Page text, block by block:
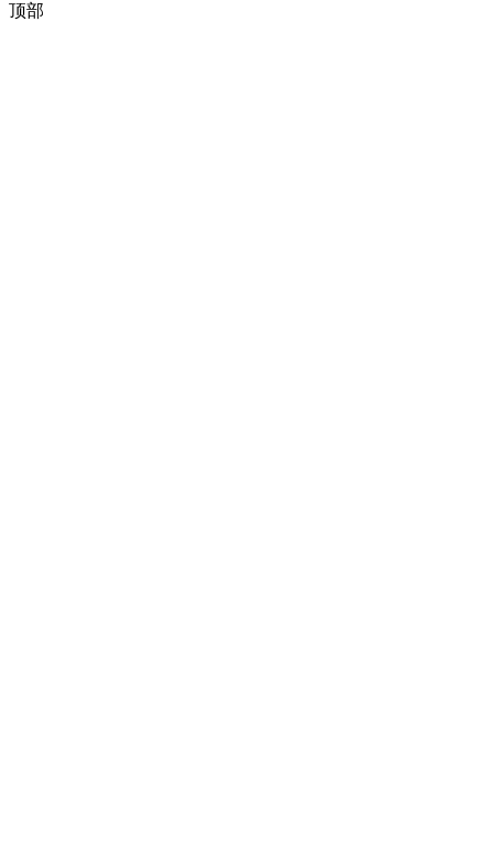
顶部